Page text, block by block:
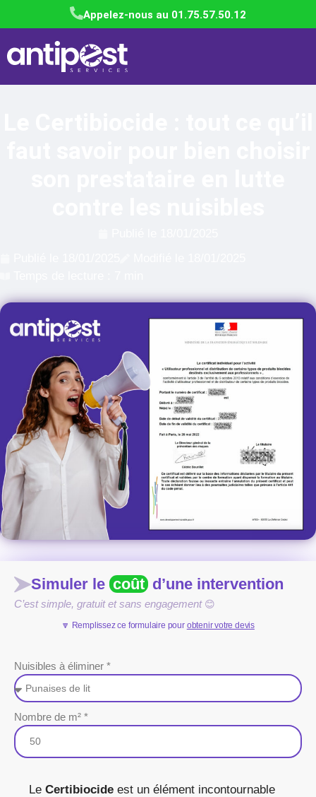
Appelez-nous au 01.75.57.50.12
Simuler le coût d’une intervention
C’est simple, gratuit et sans engagement 😊
🔽 Remplissez ce formulaire pour obtenir votre devis
Nuisibles à éliminer *
Nombre de m² *
Le Certibiocide est un élément incontournable